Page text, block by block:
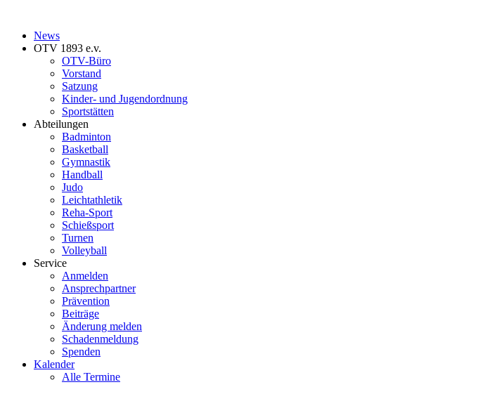
News
OTV 1893 e.v.
OTV-Büro
Vorstand
Satzung
Kinder- und Jugendordnung
Sportstätten
Abteilungen
Badminton
Basketball
Gymnastik
Handball
Judo
Leichtathletik
Reha-Sport
Schießsport
Turnen
Volleyball
Service
Anmelden
Ansprechpartner
Prävention
Beiträge
Änderung melden
Schadenmeldung
Spenden
Kalender
Alle Termine